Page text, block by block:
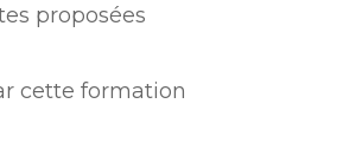
proposées
cette formation